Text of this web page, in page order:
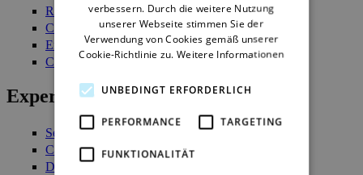
Retail Management
Customer Engagement
Enterprise Stock Management
Commerce Platform
Expertise
Services
Case Studies
Demo anfordern
verbessern. Durch die weitere Nutzung
unserer Webseite stimmen Sie der
Verwendung von Cookies gemäß unserer
Cookie-Richtlinie zu. Weitere Informationen
UNBEDINGT ERFORDERLICH
PERFORMANCE TARGETING
FUNKTIONALITÄT